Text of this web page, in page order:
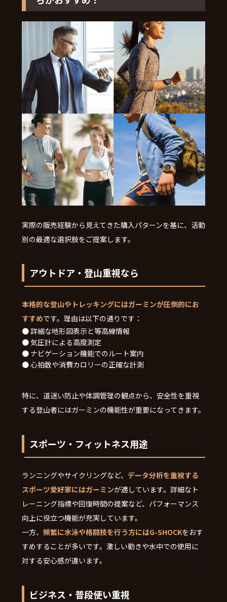
実際の販売経験から見えてきた購入パターンを基に、活動
別の最適な選択肢をご提案します。
アウトドア・登山重視なら
本格的な登山やトレッキングにはガーミンが圧倒的にお
すすめです。理由は以下の通りです：
● 詳細な地形図表示と等高線情報
● 気圧計による高度測定
● ナビゲーション機能でのルート案内
● 心拍数や消費カロリーの正確な計測
特に、道迷い防止や体調管理の観点から、安全性を重視
する登山者にはガーミンの機能性が重要になってきます。
スポーツ・フィットネス用途
ランニングやサイクリングなど、 データ分析を重視する
スポーツ愛好家にはガーミンが適しています。詳細なト
レーニング指標や回復時間の提案など、パフォーマンス
向上に役立つ機能が充実しています。
一方、 頻繁に水泳や格闘技を行う方にはG-SHOCKをおす
すめすることが多いです。激しい動きや水中での使用に
対する安心感が違います。
ビジネス・普段使い重視